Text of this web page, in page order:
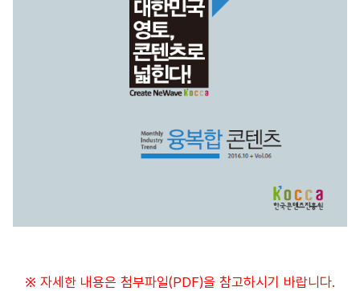
※ 자세한 내용은 첨부파일(PDF)을 참고하시기 바랍니다.